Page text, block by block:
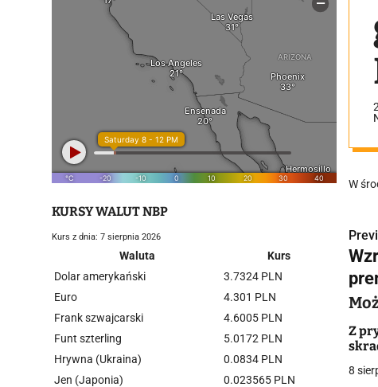
W
N
a
w
i
g
Z
8
KURSY WALUT NBP
Kurs z dnia: 7 sierpnia 2026
Waluta
Kurs
Dolar amerykański
3.7324 PLN
Euro
4.301 PLN
Frank szwajcarski
4.6005 PLN
Funt szterling
5.0172 PLN
Hrywna (Ukraina)
0.0834 PLN
Jen (Japonia)
0.023565 PLN